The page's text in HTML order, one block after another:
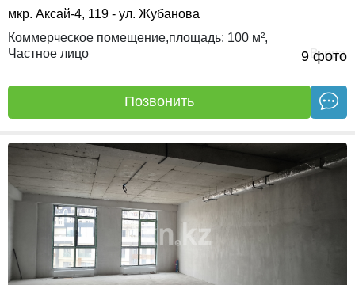
9 фото
мкр. Аксай-4, 119 - ул. Жубанова
Коммерческое помещение,площадь: 100 м²,
Частное лицо
Вчера
Позвонить